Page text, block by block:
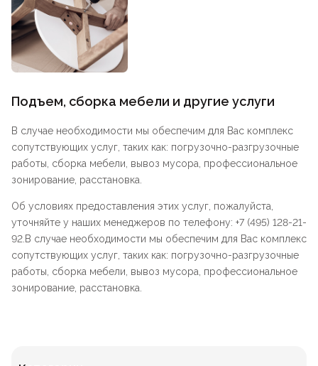
Подъем, сборка мебели и другие услуги
В случае необходимости мы обеспечим для Вас комплекс
сопутствующих услуг, таких как: погрузочно-разгрузочные
работы, сборка мебели, вывоз мусора, профессиональное
зонирование, расстановка.
Об условиях предоставления этих услуг, пожалуйста,
уточняйте у наших менеджеров по телефону: +7 (495) 128-21-
92.В случае необходимости мы обеспечим для Вас комплекс
сопутствующих услуг, таких как: погрузочно-разгрузочные
работы, сборка мебели, вывоз мусора, профессиональное
зонирование, расстановка.